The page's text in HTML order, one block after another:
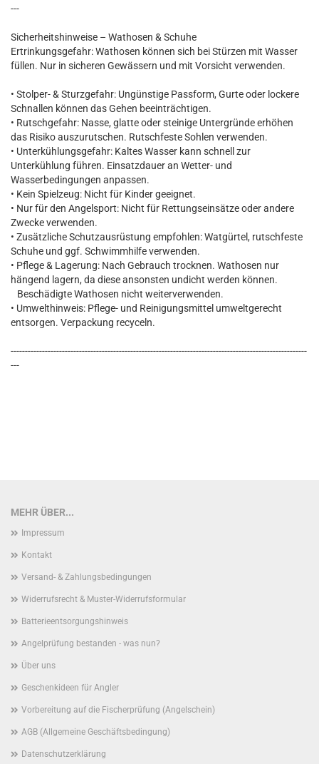
---
Sicherheitshinweise – Wathosen & Schuhe
Ertrinkungsgefahr: Wathosen können sich bei Stürzen mit Wasser
füllen. Nur in sicheren Gewässern und mit Vorsicht verwenden.
• Stolper- & Sturzgefahr: Ungünstige Passform, Gurte oder lockere
Schnallen können das Gehen beeinträchtigen.
• Rutschgefahr: Nasse, glatte oder steinige Untergründe erhöhen
das Risiko auszurutschen. Rutschfeste Sohlen verwenden.
• Unterkühlungsgefahr: Kaltes Wasser kann schnell zur
Unterkühlung führen. Einsatzdauer an Wetter- und
Wasserbedingungen anpassen.
• Kein Spielzeug: Nicht für Kinder geeignet.
• Nur für den Angelsport: Nicht für Rettungseinsätze oder andere
Zwecke verwenden.
• Zusätzliche Schutzausrüstung empfohlen: Watgürtel, rutschfeste
Schuhe und ggf. Schwimmhilfe verwenden.
• Pflege & Lagerung: Nach Gebrauch trocknen. Wathosen nur
hängend lagern, da diese ansonsten undicht werden können.
Beschädigte Wathosen nicht weiterverwenden.
• Umwelthinweis: Pflege- und Reinigungsmittel umweltgerecht
entsorgen. Verpackung recyceln.
--------------------------------------------------------------------------------------------------------
---
MEHR ÜBER...
Impressum
Kontakt
Versand- & Zahlungsbedingungen
Widerrufsrecht & Muster-Widerrufsformular
Batterieentsorgungshinweis
Angelprüfung bestanden - was nun?
Über uns
Geschenkideen für Angler
Vorbereitung auf die Fischerprüfung (Angelschein)
AGB (Allgemeine Geschäftsbedingung)
Datenschutzerklärung